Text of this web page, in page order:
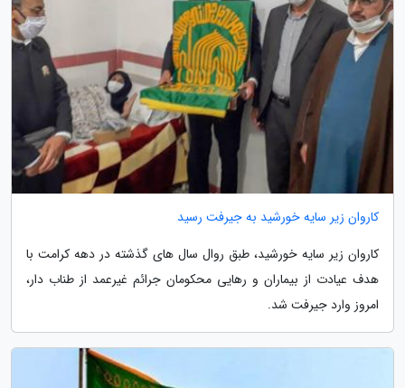
کاروان زیر سایه خورشید به جیرفت رسید
کاروان زیر سایه خورشید، طبق روال سال های گذشته در دهه کرامت با
هدف عیادت از بیماران و رهایی محکومان جرائم غیرعمد از طناب دار،
امروز وارد جیرفت شد.